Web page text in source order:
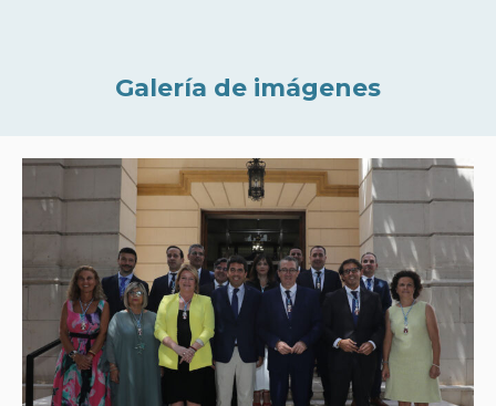
Galería de imágenes